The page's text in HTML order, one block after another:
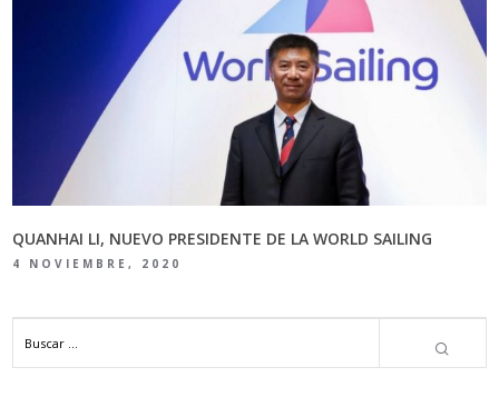
QUANHAI LI, NUEVO PRESIDENTE DE LA WORLD SAILING
4 NOVIEMBRE, 2020